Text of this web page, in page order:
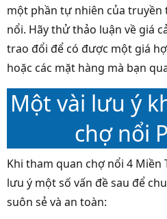
một phần tự nhiên của truyền
nổi. Hãy thử thảo luận về giá
trao đổi để có được một giá
hoặc các mặt hàng mà bạn
Một vài lưu ý
chợ nổi
Khi tham quan chợ nổi 4 Miền
lưu ý một số vấn đề sau để
suôn sẻ và an toàn: